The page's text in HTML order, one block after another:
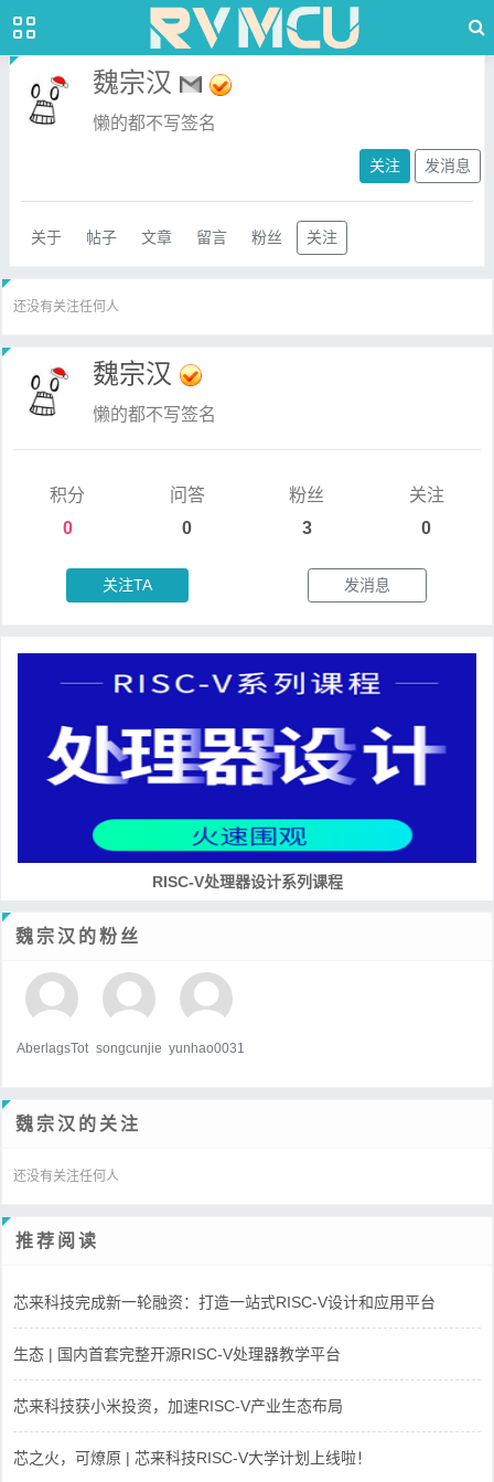
魏宗汉
懒的都不写签名
关注 发消息
关于 帖子 文章 留言 粉丝 关注
还没有关注任何人
魏宗汉
懒的都不写签名
积分
0
问答
0
粉丝
3
关注
0
关注TA 发消息
RISC-V处理器设计系列课程
魏宗汉的粉丝
AberlagsTot songcunjie yunhao0031
魏宗汉的关注
还没有关注任何人
推荐阅读
芯来科技完成新一轮融资：打造一站式RISC-V设计和应用平台
生态 | 国内首套完整开源RISC-V处理器教学平台
芯来科技获小米投资，加速RISC-V产业生态布局
芯之火，可燎原 | 芯来科技RISC-V大学计划上线啦！